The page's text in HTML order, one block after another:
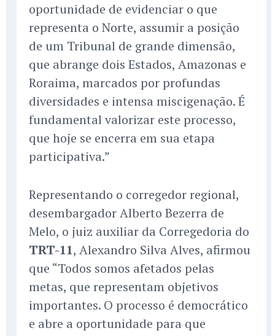
oportunidade de evidenciar o que
representa o Norte, assumir a posição
de um Tribunal de grande dimensão,
que abrange dois Estados, Amazonas e
Roraima, marcados por profundas
diversidades e intensa miscigenação. É
fundamental valorizar este processo,
que hoje se encerra em sua etapa
participativa.”
Representando o corregedor regional,
desembargador Alberto Bezerra de
Melo, o juiz auxiliar da Corregedoria do
TRT-11, Alexandro Silva Alves, afirmou
que “Todos somos afetados pelas
metas, que representam objetivos
importantes. O processo é democrático
e abre a oportunidade para que